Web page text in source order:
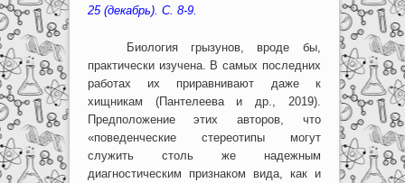
25 (декабрь). С. 8-9.
Биология грызунов, вроде бы,
практически изучена. В самых последних
работах их приравнивают даже к
хищникам (Пантелеева и др., 2019).
Предположение этих авторов, что
«поведенческие стереотипы могут
служить столь же надежным
диагностическим признаком вида, как и